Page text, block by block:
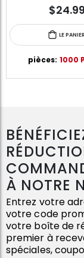
$24.99
LE PANIER
pièces: 1000
À NOTRE
Entrez votre
votre code
votre boîte de
premier à
spéciales,